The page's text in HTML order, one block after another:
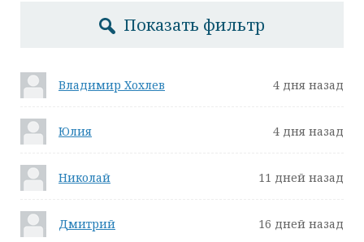
Показать фильтр
Владимир Хохлев 4 дня назад
Юлия 4 дня назад
Николай 11 дней назад
Дмитрий 16 дней назад